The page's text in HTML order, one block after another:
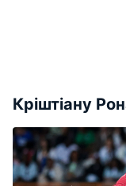
Кріштіану